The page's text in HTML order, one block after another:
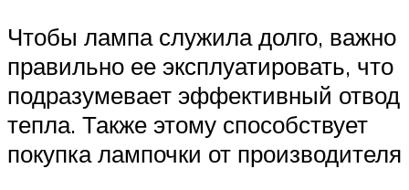
Чтобы лампа служила долго, важно
правильно ее эксплуатировать, что
подразумевает эффективный отвод
тепла. Также этому способствует
покупка лампочки от производителя